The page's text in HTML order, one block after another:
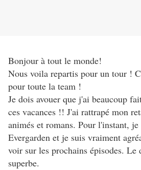
Bonjour à tout le monde!
Nous voila repartis pour un tour !
pour toute la team !
Je dois avouer que j'ai beaucoup
ces vacances !! J'ai rattrapé mon
animés et romans. Pour l'instant,
Evergarden et je suis vraiment
voir sur les prochains épisodes. Le
superbe.